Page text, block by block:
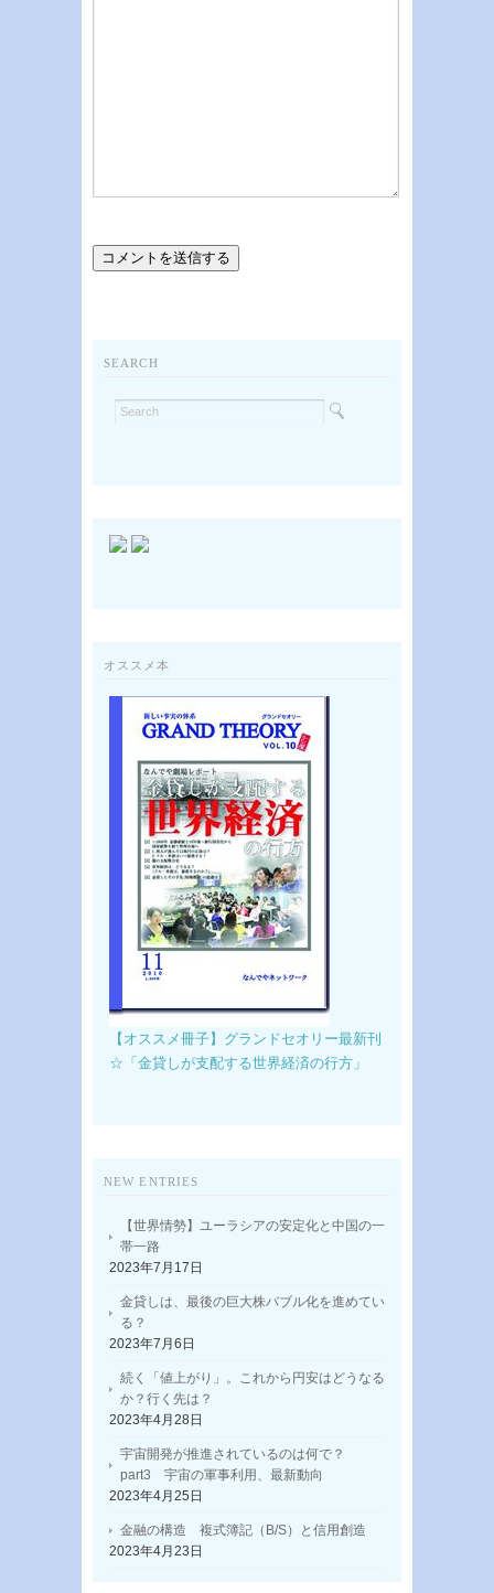
SEARCH
オススメ本
【オススメ冊子】グランドセオリー最新刊
☆「金貸しが支配する世界経済の行方」
NEW ENTRIES
【世界情勢】ユーラシアの安定化と中国の一
帯一路
2023年7月17日
金貸しは、最後の巨大株バブル化を進めてい
る？
2023年7月6日
続く「値上がり」。これから円安はどうなる
か？行く先は？
2023年4月28日
宇宙開発が推進されているのは何で？
part3 宇宙の軍事利用、最新動向
2023年4月25日
金融の構造 複式簿記（B/S）と信用創造
2023年4月23日